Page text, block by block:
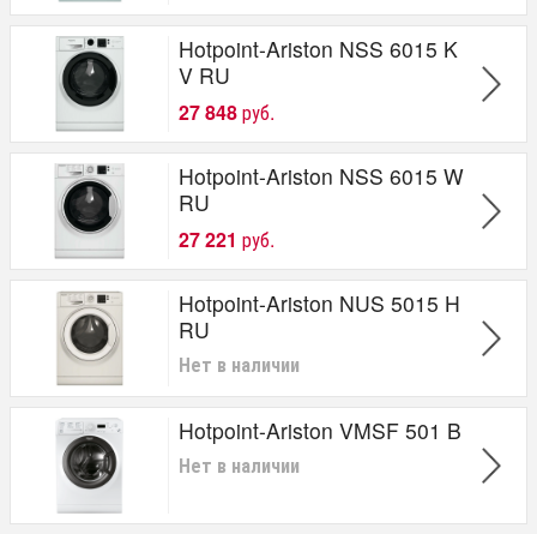
Hotpoint-Ariston NSS 6015 K
V RU
27 848руб.
Hotpoint-Ariston NSS 6015 W
RU
27 221 руб.
Hotpoint-Ariston NUS 5015 H
RU
Нет в наличии
Hotpoint-Ariston VMSF 501 B
Нет в наличии